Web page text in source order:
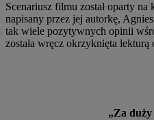
Scenariusz filmu został oparty
napisany przez jej autorkę,
tak wiele pozytywnych opinii
została wręcz okrzyknięta
„Za